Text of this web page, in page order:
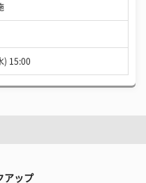
) 15:00
アップ